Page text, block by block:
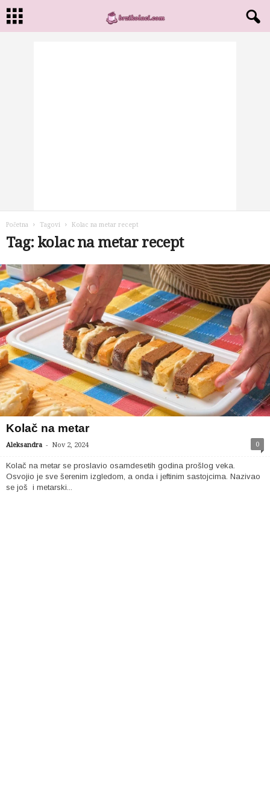
Početna Tagovi Kolac na metar recept
Tag: kolac na metar recept
Kolač na metar
Aleksandra - Nov 2, 2024 0
Kolač na metar se proslavio osamdesetih godina prošlog veka.
Osvojio je sve šerenim izgledom, a onda i jeftinim sastojcima. Nazivao
se još i metarski...